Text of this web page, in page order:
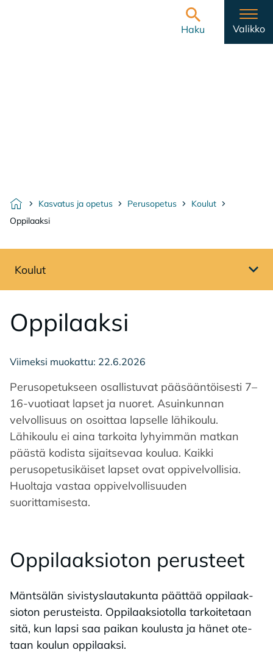
Haku
Valikko
Etusivu
Kasvatus ja opetus Perusopetus
Koulut
Oppilaaksi
Avaa sivuvalikko
Koulut
Op­pi­laak­si
Viimeksi muokattu: 22.6.2026
Perusopetukseen osallistuvat pääsääntöisesti 7–
16-vuotiaat lapset ja nuoret. Asuinkunnan
velvollisuus on osoittaa lapselle lähikoulu.
Lähikoulu ei aina tarkoita lyhyimmän matkan
päästä kodista sijaitsevaa koulua. Kaikki
perusopetusikäiset lapset ovat oppivelvollisia.
Huoltaja vastaa oppivelvollisuuden
suorittamisesta.
Op­pi­laak­sio­ton pe­rus­teet
Mänt­sä­län si­vis­tys­lau­ta­kun­ta päät­tää op­pi­laak­
sio­ton pe­rus­teis­ta. Op­pi­laak­sio­tol­la tar­koi­te­taan
sitä, kun lap­si saa pai­kan kou­lus­ta ja hä­net ote­
taan kou­lun op­pi­laak­si.